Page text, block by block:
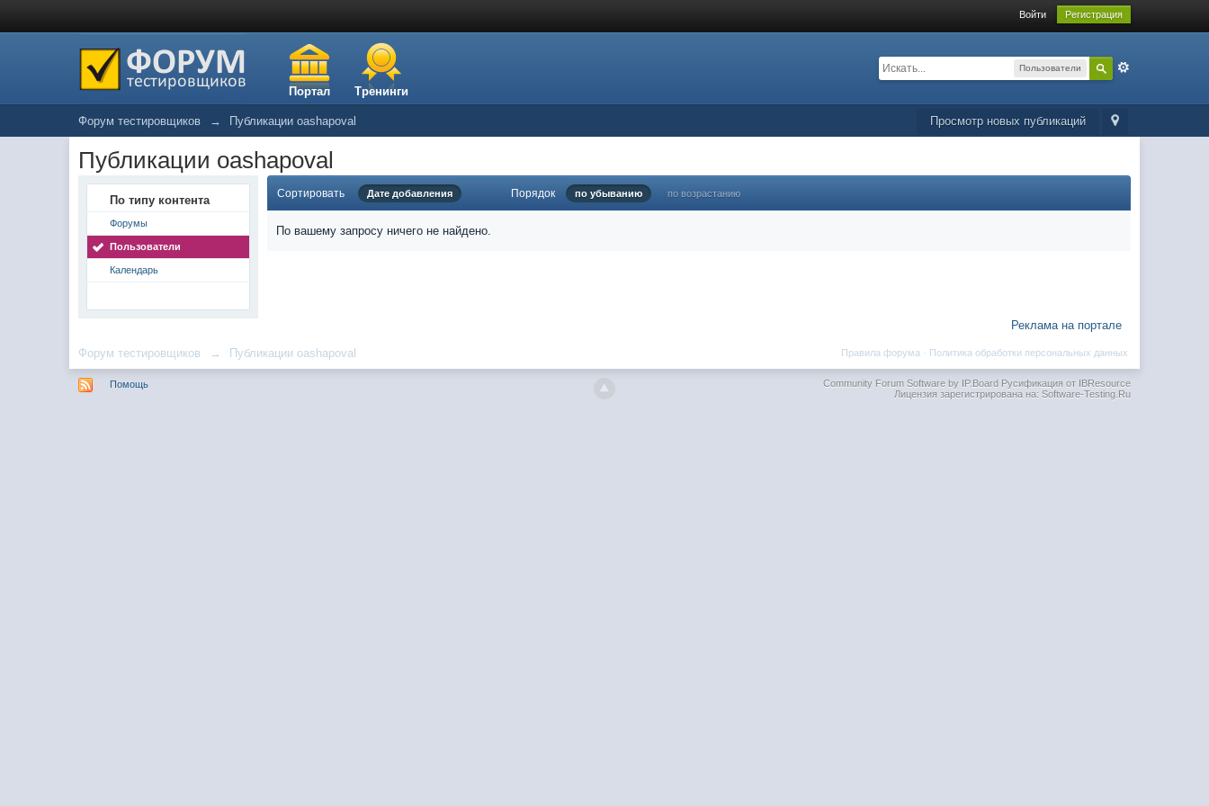
Войти Регистрация
Портал Тренинги
Пользователи
Просмотр новых публикаций
Форум тестировщиков → Публикации oashapoval
Публикации oashapoval
По типу контента
Форумы
Пользователи
Календарь
Сортировать Дате добавления Порядок по убыванию по возрастанию
По вашему запросу ничего не найдено.
Реклама на портале
Форум тестировщиков → Публикации oashapoval Политика обработки персональных данных
Правила форума ·
Помощь Community Forum Software by IP.BoardРусификация от IBResource
Лицензия зарегистрирована на: Software-Testing.Ru